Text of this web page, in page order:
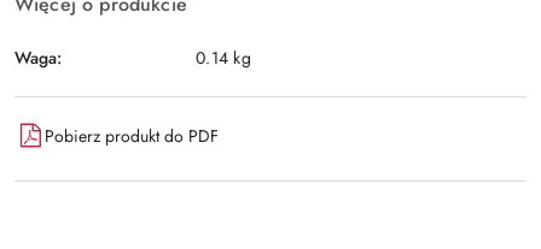
Waga: 0.14 kg
Pobierz produkt do PDF